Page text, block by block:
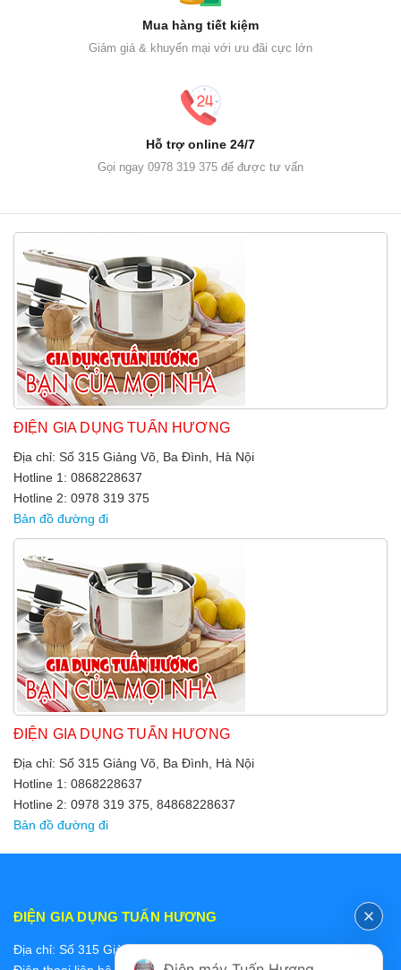
Mua hàng tiết kiệm
Giảm giá & khuyến mại với ưu đãi cực lớn
Hỗ trợ online 24/7
Gọi ngay 0978 319 375 để được tư vấn
ĐIỆN GIA DỤNG TUẤN HƯƠNG
Địa chỉ: Số 315 Giảng Võ, Ba Đình, Hà Nội
Hotline 1: 0868228637
Hotline 2: 0978 319 375
Bản đồ đường đi
ĐIỆN GIA DỤNG TUẤN HƯƠNG
Địa chỉ: Số 315 Giảng Võ, Ba Đình, Hà Nội
Hotline 1: 0868228637
Hotline 2: 0978 319 375, 84868228637
Bản đồ đường đi
ĐIỆN GIA DỤNG TUẤN HƯƠNG
Địa chỉ: Số 315 Giảng Võ, Ba Đình, Hà Nội